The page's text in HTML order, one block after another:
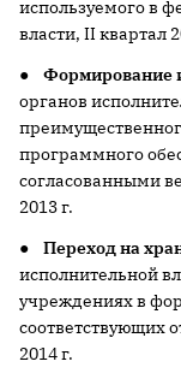
используемого в
власти, II квартал
● Формирование
органов
программного
согласованными
2013 г.
● Переход на
исполнительной
учреждениях в
соответствующих
2014 г.